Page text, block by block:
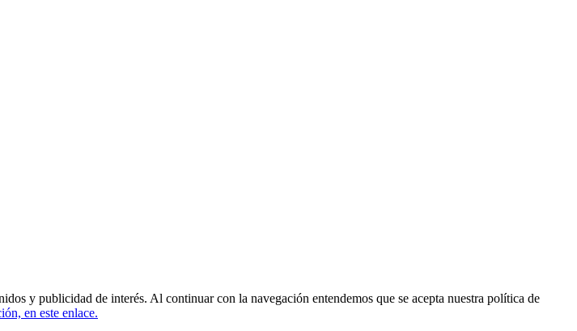
y publicidad de interés. Al continuar con la navegación entendemos que se acepta nuestra política de
en este enlace.